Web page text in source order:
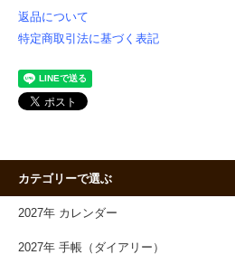
返品について
特定商取引法に基づく表記
カテゴリーで選ぶ
2027年 カレンダー
2027年 手帳（ダイアリー）